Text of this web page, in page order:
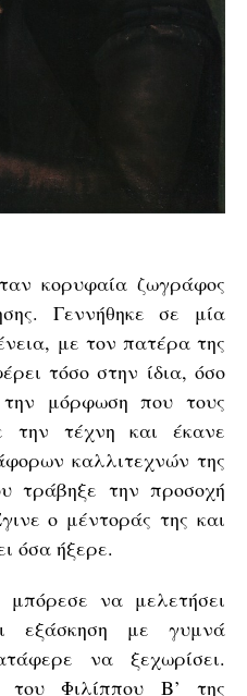
κορυφαία ζωγράφος
Γεννήθηκε σε μία
με τον πατέρα της
τόσο στην ίδια, όσο
μόρφωση που τους
την τέχνη και έκανε
καλλιτεχνών της
τράβηξε την προσοχή
ο μέντοράς της και
όσα ήξερε.
να μελετήσει
εξάσκηση με γυμνά
να ξεχωρίσει.
Φιλίππου Β’ της